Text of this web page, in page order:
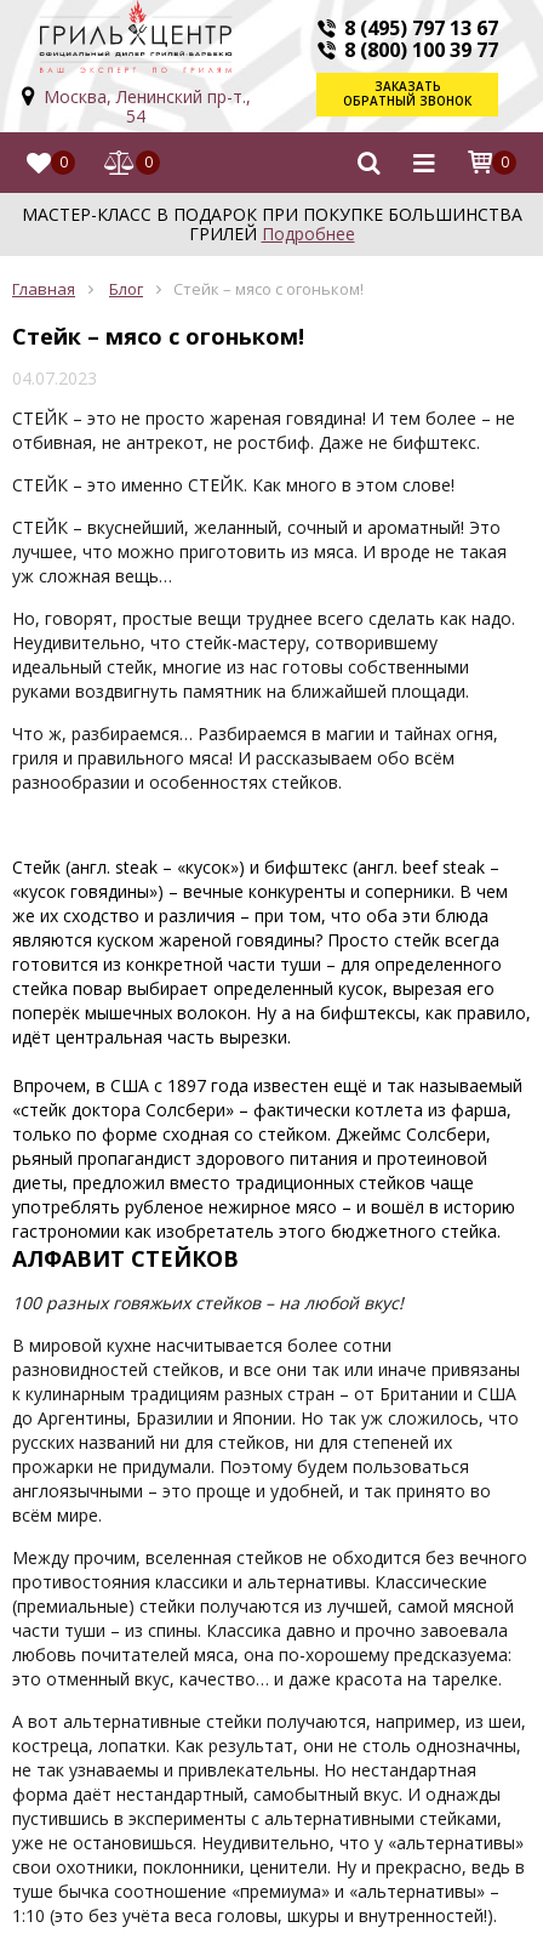
Москва, Ленинский пр-т.,
54
8 (495) 797 13 67
8 (800) 100 39 77
ЗАКАЗАТЬ
ОБРАТНЫЙ ЗВОНОК
0 0 0
МАСТЕР-КЛАСС В ПОДАРОК ПРИ ПОКУПКЕ БОЛЬШИНСТВА
ГРИЛЕЙ Подробнее
Главная Блог Стейк – мясо с огоньком!
Стейк – мясо с огоньком!
04.07.2023
СТЕЙК – это не просто жареная говядина! И тем более – не
отбивная, не антрекот, не ростбиф. Даже не бифштекс.
СТЕЙК – это именно СТЕЙК. Как много в этом слове!
СТЕЙК – вкуснейший, желанный, сочный и ароматный! Это
лучшее, что можно приготовить из мяса. И вроде не такая
уж сложная вещь…
Но, говорят, простые вещи труднее всего сделать как надо.
Неудивительно, что стейк-мастеру, сотворившему
идеальный стейк, многие из нас готовы собственными
руками воздвигнуть памятник на ближайшей площади.
Что ж, разбираемся… Разбираемся в магии и тайнах огня,
гриля и правильного мяса! И рассказываем обо всём
разнообразии и особенностях стейков.
Стейк (англ. steak – «кусок») и бифштекс (англ. beef steak –
«кусок говядины») – вечные конкуренты и соперники. В чем
же их сходство и различия – при том, что оба эти блюда
являются куском жареной говядины? Просто стейк всегда
готовится из конкретной части туши – для определенного
стейка повар выбирает определенный кусок, вырезая его
поперёк мышечных волокон. Ну а на бифштексы, как правило,
идёт центральная часть вырезки.
Впрочем, в США с 1897 года известен ещё и так называемый
«стейк доктора Солсбери» – фактически котлета из фарша,
только по форме сходная со стейком. Джеймс Солсбери,
рьяный пропагандист здорового питания и протеиновой
диеты, предложил вместо традиционных стейков чаще
употреблять рубленое нежирное мясо – и вошёл в историю
гастрономии как изобретатель этого бюджетного стейка.
АЛФАВИТ СТЕЙКОВ
100 разных говяжьих стейков – на любой вкус!
В мировой кухне насчитывается более сотни
разновидностей стейков, и все они так или иначе привязаны
к кулинарным традициям разных стран – от Британии и США
до Аргентины, Бразилии и Японии. Но так уж сложилось, что
русских названий ни для стейков, ни для степеней их
прожарки не придумали. Поэтому будем пользоваться
англоязычными – это проще и удобней, и так принято во
всём мире.
Между прочим, вселенная стейков не обходится без вечного
противостояния классики и альтернативы. Классические
(премиальные) стейки получаются из лучшей, самой мясной
части туши – из спины. Классика давно и прочно завоевала
любовь почитателей мяса, она по-хорошему предсказуема:
это отменный вкус, качество… и даже красота на тарелке.
А вот альтернативные стейки получаются, например, из шеи,
костреца, лопатки. Как результат, они не столь однозначны,
не так узнаваемы и привлекательны. Но нестандартная
форма даёт нестандартный, самобытный вкус. И однажды
пустившись в эксперименты с альтернативными стейками,
уже не остановишься. Неудивительно, что у «альтернативы»
свои охотники, поклонники, ценители. Ну и прекрасно, ведь в
туше бычка соотношение «премиума» и «альтернативы» –
1:10 (это без учёта веса головы, шкуры и внутренностей!).